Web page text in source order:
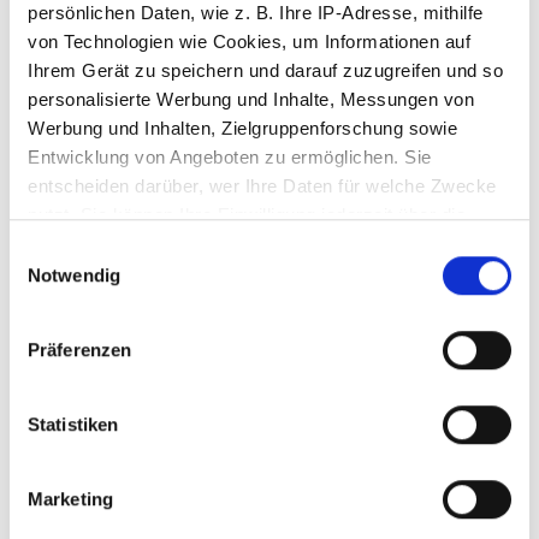
persönlichen Daten, wie z. B. Ihre IP-Adresse, mithilfe
von Technologien wie Cookies, um Informationen auf
Ihrem Gerät zu speichern und darauf zuzugreifen und so
personalisierte Werbung und Inhalte, Messungen von
Werbung und Inhalten, Zielgruppenforschung sowie
Entwicklung von Angeboten zu ermöglichen. Sie
entscheiden darüber, wer Ihre Daten für welche Zwecke
nutzt. Sie können Ihre Einwilligung jederzeit über die
Trigger Symbol ändern oder widerrufen
Informationen über Ihre geografische Lage
können
bestimmten Merkmalen (Fingerprinting) identifizieren
Erfahren Sie mehr darüber, wie Ihre persönlichen Daten
Notwendig
Präferenzen
Statistiken
Marketing